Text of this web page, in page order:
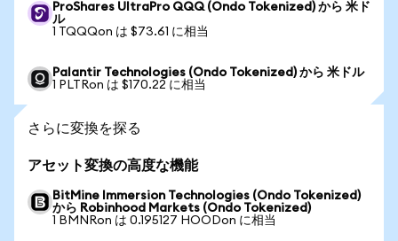
ProShares UltraPro QQQ (Ondo Tokenized) から 米ド
ル
1 TQQQon は $73.61 に相当
Palantir Technologies (Ondo Tokenized) から 米ドル
1 PLTRon は $170.22 に相当
さらに変換を探る
アセット変換の高度な機能
BitMine Immersion Technologies (Ondo Tokenized)
から Robinhood Markets (Ondo Tokenized)
1 BMNRon は 0.195127 HOODon に相当